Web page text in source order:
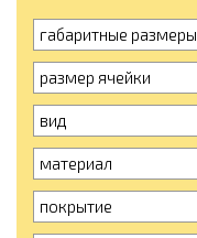
габаритные размеры
размер ячейки
вид
материал
покрытие